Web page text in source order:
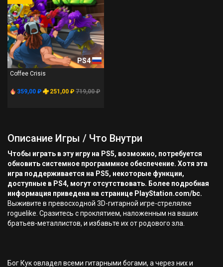
PS4
Coffee Crisis
359,00 ₽ 251,00 ₽ 719,00 ₽
Описание Игры / Что Внутри
Чтобы играть в эту игру на PS5, возможно, потребуется
обновить системное программное обеспечение. Хотя эта
игра поддерживается на PS5, некоторые функции,
доступные в PS4, могут отсутствовать. Более подробная
информация приведена на странице PlayStation.com/bc.
Выживите в превосходной 3D-гитарной игре-стрелялке
roguelike. Сразитесь с проклятием, наложенным на ваших
братьев-металлистов, и избавьте их от родового зла.
Бог Кук овладел всеми гитарными богами, а через них и